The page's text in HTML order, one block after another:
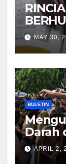
KITAB
KITAB
MAY 30,
BULETIN
Darah
Mitos
APRIL 2,